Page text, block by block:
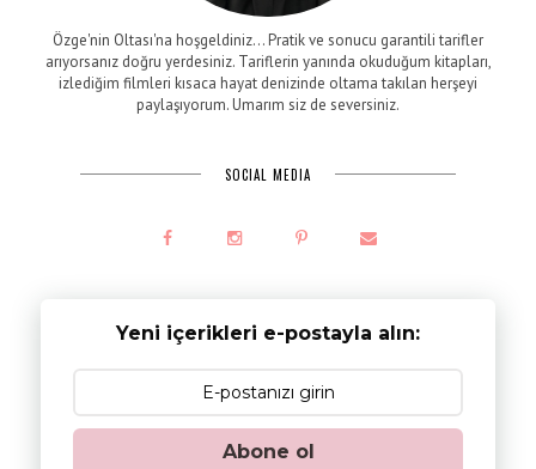
Özge'nin Oltası'na hoşgeldiniz... Pratik ve sonucu garantili tarifler
arıyorsanız doğru yerdesiniz. Tariflerin yanında okuduğum kitapları,
izlediğim filmleri kısaca hayat denizinde oltama takılan herşeyi
paylaşıyorum. Umarım siz de seversiniz.
SOCIAL MEDIA
Yeni içerikleri e-postayla alın:
Abone ol